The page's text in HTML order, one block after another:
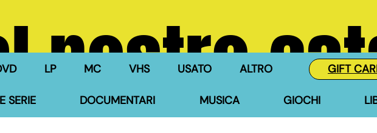
LP MC VHS USATO ALTRO
SERIE DOCUMENTARI MUSICA GIOCHI
GIFT
nostro